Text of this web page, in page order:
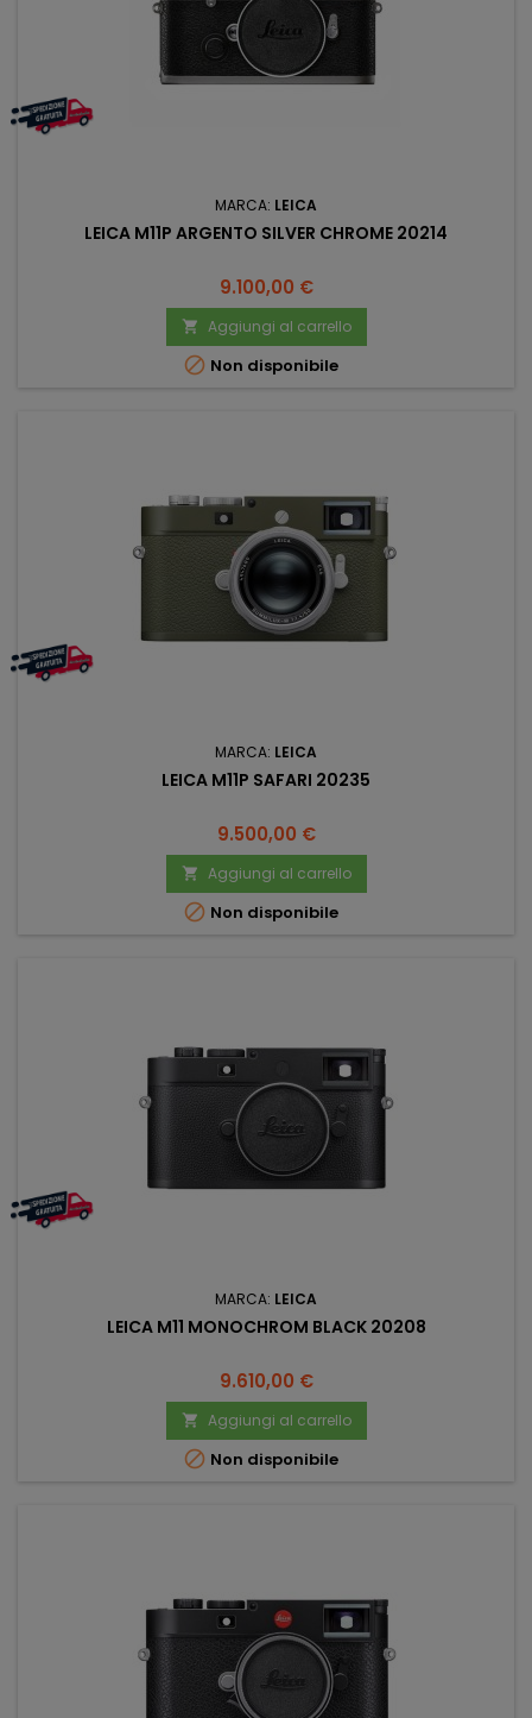
MARCA: LEICA
LEICA M11P ARGENTO SILVER CHROME 20214
Prezzo
9.100,00 €
 Aggiungi al carrello
 Non disponibile
MARCA: LEICA
LEICA M11P SAFARI 20235
Prezzo
9.500,00 €
 Aggiungi al carrello
 Non disponibile
MARCA: LEICA
LEICA M11 MONOCHROM BLACK 20208
Prezzo
9.610,00 €
 Aggiungi al carrello
 Non disponibile